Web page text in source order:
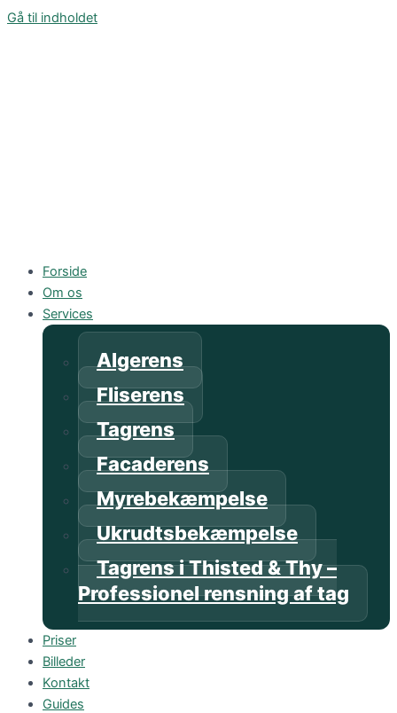
Gå til indholdet
Forside
Om os
Services
Algerens
Fliserens
Tagrens
Facaderens
Myrebekæmpelse
Ukrudtsbekæmpelse
Tagrens i Thisted & Thy –
Professionel rensning af tag
Priser
Billeder
Kontakt
Guides